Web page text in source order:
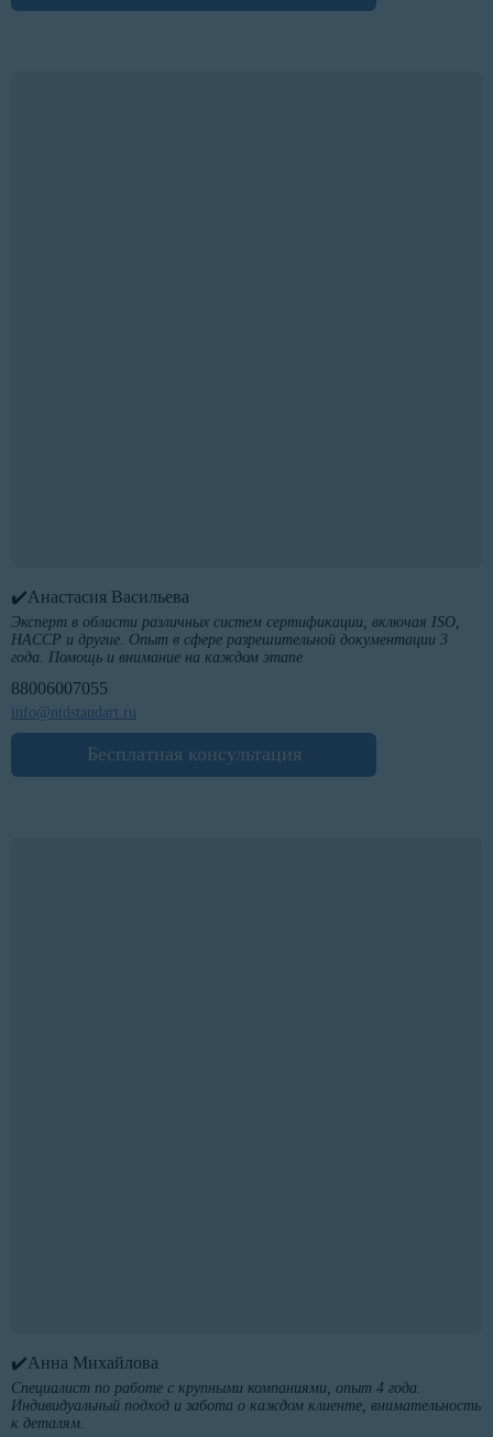
✔️Анастасия Васильева
Эксперт в области различных систем сертификации, включая ISO,
HACCP и другие. Опыт в сфере разрешительной документации 3
года. Помощь и внимание на каждом этапе
88006007055
info@ntdstandart.ru
Бесплатная консультация
✔️Анна Михайлова
Специалист по работе с крупными компаниями, опыт 4 года.
Индивидуальный подход и забота о каждом клиенте, внимательность
к деталям.